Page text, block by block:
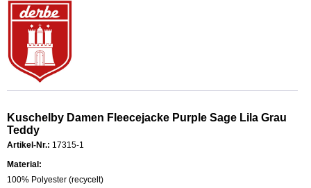
Kuschelby Damen Fleecejacke Purple Sage Lila Grau
Teddy
Artikel-Nr.: 17315-1
Material:
100% Polyester (recycelt)